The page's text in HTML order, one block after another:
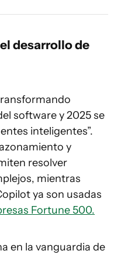
desarrollo de
software y 2025 se
inteligentes”.
y
resolver
mientras
ya son usadas
Fortune 500.
en la vanguardia de